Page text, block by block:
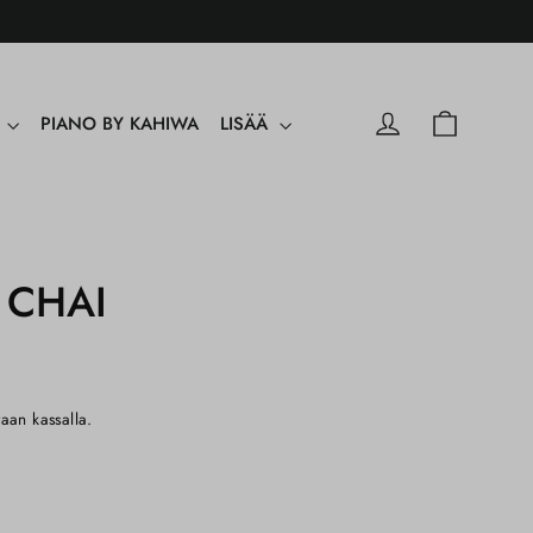
PIANO BY KAHIWA LISÄÄ Kirjaudu sisään
kassalla.